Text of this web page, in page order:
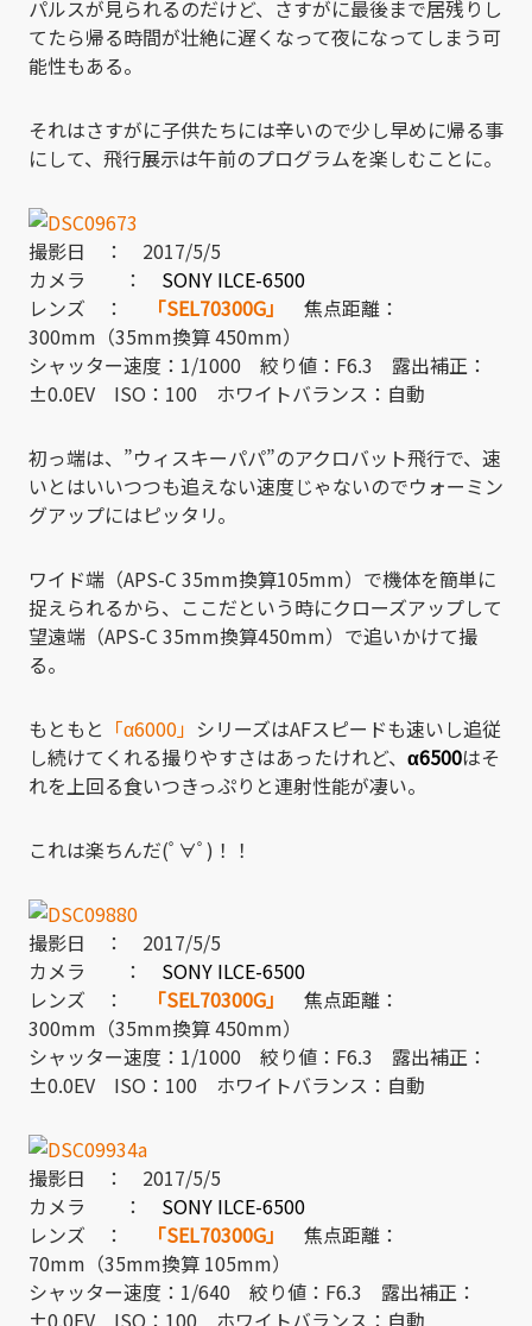
パルスが見られるのだけど、さすがに最後まで居残りし
てたら帰る時間が壮絶に遅くなって夜になってしまう可
能性もある。
それはさすがに子供たちには辛いので少し早めに帰る事
にして、飛行展示は午前のプログラムを楽しむことに。
撮影日 ： 2017/5/5
カメラ ： SONY ILCE-6500
レンズ ：
「SEL70300G」
焦点距離：
300mm（35mm換算 450mm）
シャッター速度：1/1000 絞り値：F6.3 露出補正：
±0.0EV ISO：100 ホワイトバランス：自動
初っ端は、”ウィスキーパパ”のアクロバット飛行で、速
いとはいいつつも追えない速度じゃないのでウォーミン
グアップにはピッタリ。
ワイド端（APS-C 35mm換算105mm）で機体を簡単に
捉えられるから、ここだという時にクローズアップして
望遠端（APS-C 35mm換算450mm）で追いかけて撮
る。
もともと 「α6000」 シリーズはAFスピードも速いし追従
し続けてくれる撮りやすさはあったけれど、 α6500はそ
れを上回る食いつきっぷりと連射性能が凄い。
これは楽ちんだ(ﾟ∀ﾟ)！！
撮影日 ： 2017/5/5
カメラ ： SONY ILCE-6500
レンズ ：
「SEL70300G」
焦点距離：
300mm（35mm換算 450mm）
シャッター速度：1/1000 絞り値：F6.3 露出補正：
±0.0EV ISO：100 ホワイトバランス：自動
撮影日 ： 2017/5/5
カメラ ： SONY ILCE-6500
レンズ ：
「SEL70300G」
焦点距離：
70mm（35mm換算 105mm）
シャッター速度：1/640 絞り値：F6.3 露出補正：
±0.0EV ISO：100 ホワイトバランス：自動